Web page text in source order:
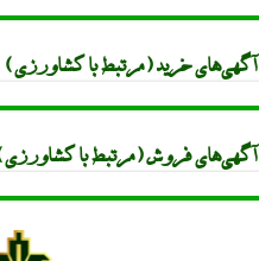
آگهی‌های خرید (مرتبط با کشاورزی)
آگهی‌های فروش (مرتبط با